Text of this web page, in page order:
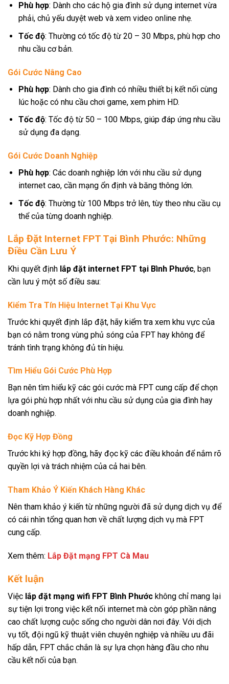
Phù hợp: Dành cho các hộ gia đình sử dụng internet vừa
phải, chủ yếu duyệt web và xem video online nhẹ.
Tốc độ: Thường có tốc độ từ 20 – 30 Mbps, phù hợp cho
nhu cầu cơ bản.
Gói Cước Nâng Cao
Phù hợp: Dành cho gia đình có nhiều thiết bị kết nối cùng
lúc hoặc có nhu cầu chơi game, xem phim HD.
Tốc độ: Tốc độ từ 50 – 100 Mbps, giúp đáp ứng nhu cầu
sử dụng đa dạng.
Gói Cước Doanh Nghiệp
Phù hợp: Các doanh nghiệp lớn với nhu cầu sử dụng
internet cao, cần mạng ổn định và băng thông lớn.
Tốc độ: Thường từ 100 Mbps trở lên, tùy theo nhu cầu cụ
thể của từng doanh nghiệp.
Lắp Đặt Internet FPT Tại Bình Phước: Những
Điều Cần Lưu Ý
Khi quyết định lắp đặt internet FPT tại Bình Phước, bạn
cần lưu ý một số điều sau:
Kiểm Tra Tín Hiệu Internet Tại Khu Vực
Trước khi quyết định lắp đặt, hãy kiểm tra xem khu vực của
bạn có nằm trong vùng phủ sóng của FPT hay không để
tránh tình trạng không đủ tín hiệu.
Tìm Hiểu Gói Cước Phù Hợp
Bạn nên tìm hiểu kỹ các gói cước mà FPT cung cấp để chọn
lựa gói phù hợp nhất với nhu cầu sử dụng của gia đình hay
doanh nghiệp.
Đọc Kỹ Hợp Đồng
Trước khi ký hợp đồng, hãy đọc kỹ các điều khoản để nắm rõ
quyền lợi và trách nhiệm của cả hai bên.
Tham Khảo Ý Kiến Khách Hàng Khác
Nên tham khảo ý kiến từ những người đã sử dụng dịch vụ để
có cái nhìn tổng quan hơn về chất lượng dịch vụ mà FPT
cung cấp.
Xem thêm: Lắp Đặt mạng FPT Cà Mau
Kết luận
Việc lắp đặt mạng wifi FPT Bình Phước không chỉ mang lại
sự tiện lợi trong việc kết nối internet mà còn góp phần nâng
cao chất lượng cuộc sống cho người dân nơi đây. Với dịch
vụ tốt, đội ngũ kỹ thuật viên chuyên nghiệp và nhiều ưu đãi
hấp dẫn, FPT chắc chắn là sự lựa chọn hàng đầu cho nhu
cầu kết nối của bạn.